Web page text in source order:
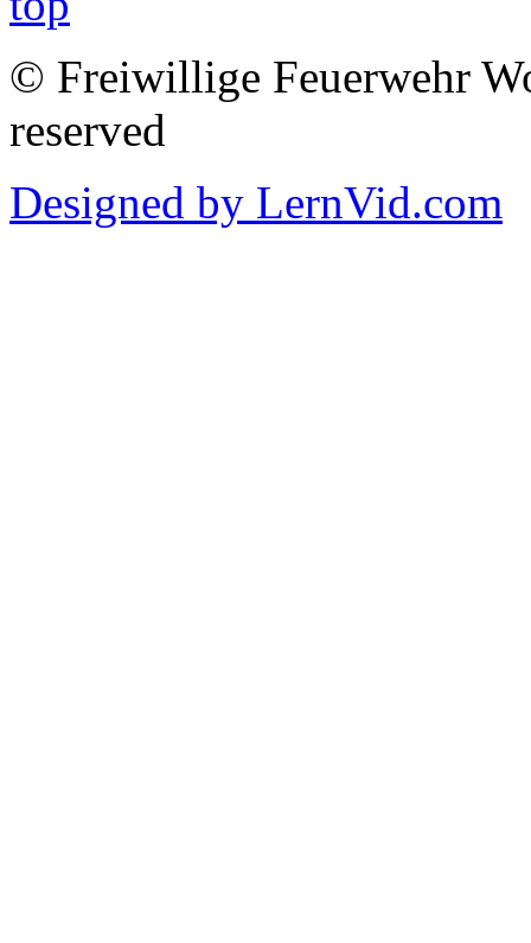
© Freiwillige Feuerwehr
reserved
Designed by LernVid.com